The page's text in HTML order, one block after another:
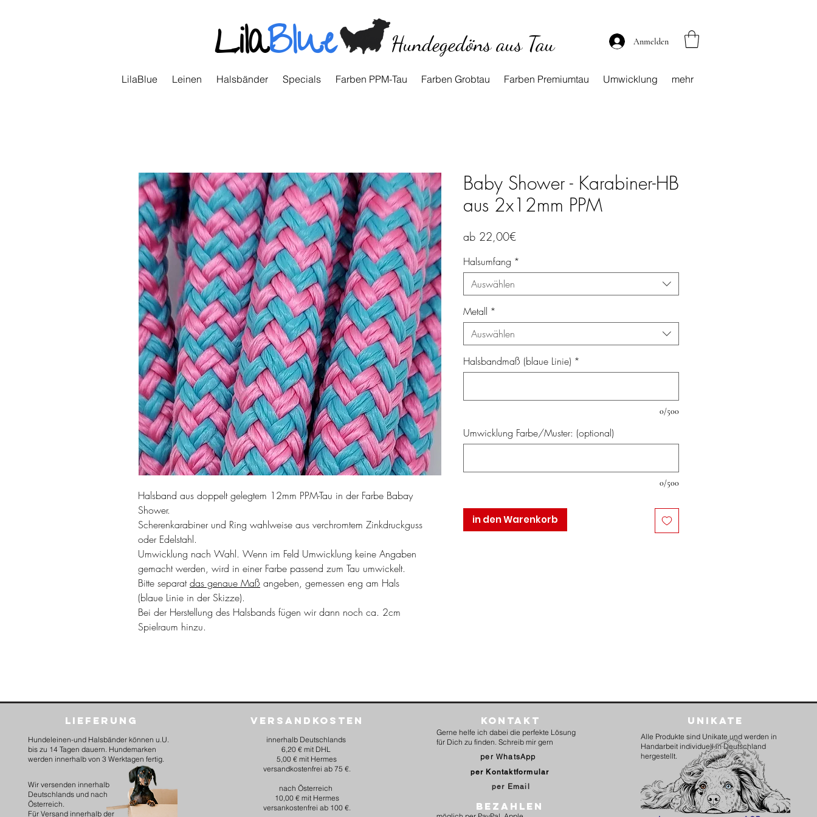
LilaBlue Hundegedöns aus Tau Anmelden
LilaBlue Leinen Halsbänder Specials Farben PPM-Tau Farben Grobtau Farben Premiumtau Umwicklung mehr
Halsband aus doppelt gelegtem 12mm PPM-Tau in der Farbe Babay
Shower.
Scherenkarabiner und Ring wahlweise aus verchromtem Zinkdruckguss
oder Edelstahl.
Umwicklung nach Wahl. Wenn im Feld Umwicklung keine Angaben
gemacht werden, wird in einer Farbe passend zum Tau umwickelt.
Bitte separatdas genaue Maß angeben, gemessen eng am Hals
(blaue Linie in der Skizze).
Bei der Herstellung des Halsbands fügen wir dann noch ca. 2cm
Spielraum hinzu.
Baby Shower - Karabiner-HB
aus 2x12mm PPM
ab 22,00€Sale-
Halsumfang *
Auswählen
Metall *
Auswählen
Halsbandmaß (blaue Linie) *
0/500
Umwicklung Farbe/Muster: (optional)
0/500
in den Warenkorb
Lieferung
Hundeleinen-und Halsbänder können u.U.
bis zu 14 Tagen dauern. Hundemarken
werden innerhalb von 3 Werktagen fertig.
​Wir versenden innerhalb
Deutschlands und nach
Österreich.
Für Versand innerhalb der
Versandkosten
innerhalb Deutschlands
6,20 € mit DHL
5,00 € mit Hermes
versandkostenfrei ab 75 €.
nach Österreich
10,00 € mit Hermes
versankostenfrei ab 100 €.
Kontakt
Gerne helfe ich dabei die perfekte Lösung
für Dich zu finden. Schreib mir gern
per WhatsApp
per Email
per Kontaktformular
BEZAHLEN
Unikate
Alle Produkte sind Unikate und werden in
Handarbeit individuell in Deutschland
hergestellt.